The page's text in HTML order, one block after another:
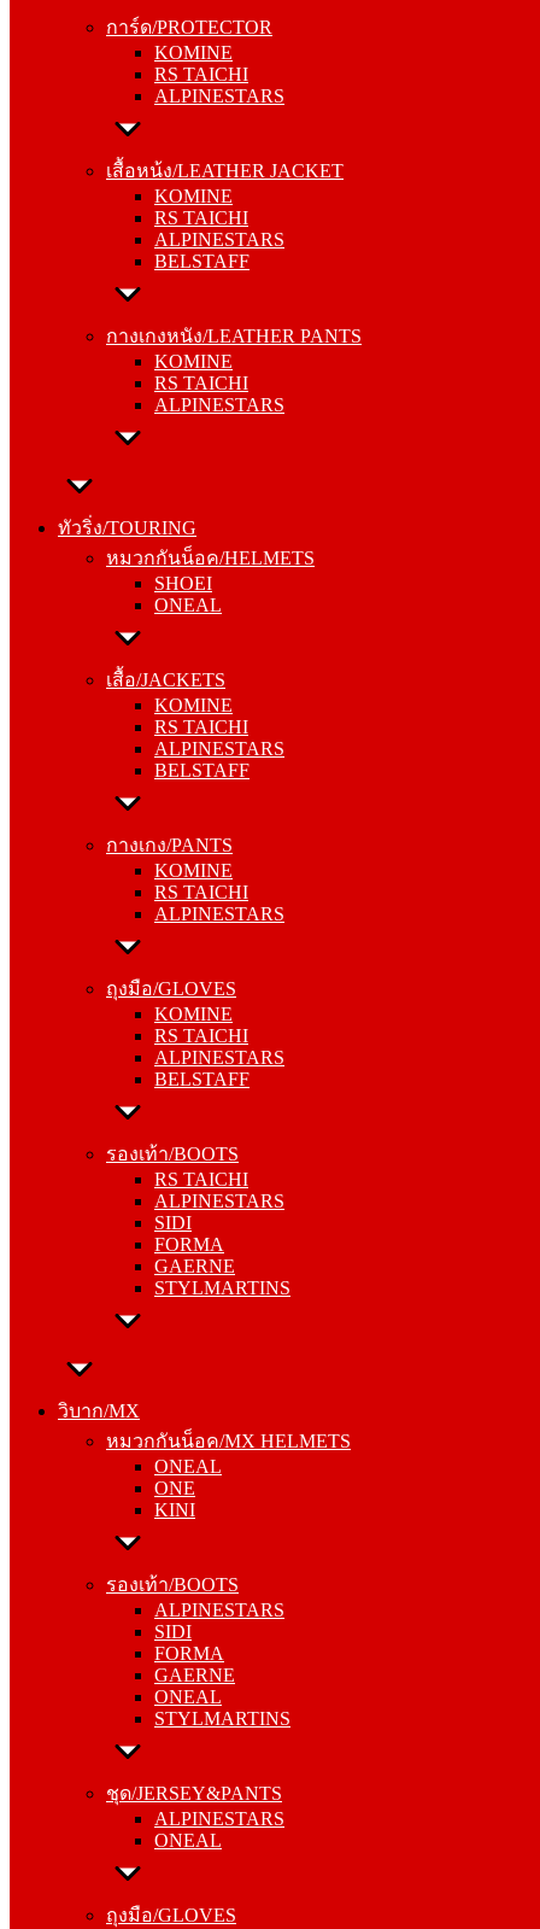
การ์ด/PROTECTOR
KOMINE
RS TAICHI
ALPINESTARS
เสื้อหน้ง/LEATHER JACKET
KOMINE
RS TAICHI
ALPINESTARS
BELSTAFF
กางเกงหนัง/LEATHER PANTS
KOMINE
RS TAICHI
ALPINESTARS
ทัวริ่ง/TOURING
หมวกกันน็อค/HELMETS
SHOEI
ONEAL
เสื้อ/JACKETS
KOMINE
RS TAICHI
ALPINESTARS
BELSTAFF
กางเกง/PANTS
KOMINE
RS TAICHI
ALPINESTARS
ถุงมือ/GLOVES
KOMINE
RS TAICHI
ALPINESTARS
BELSTAFF
รองเท้า/BOOTS
RS TAICHI
ALPINESTARS
SIDI
FORMA
GAERNE
STYLMARTINS
วิบาก/MX
หมวกกันน็อค/MX HELMETS
ONEAL
ONE
KINI
รองเท้า/BOOTS
ALPINESTARS
SIDI
FORMA
GAERNE
ONEAL
STYLMARTINS
ชุด/JERSEY&PANTS
ALPINESTARS
ONEAL
ถุงมือ/GLOVES
RS TAICHI
ALPINESTARS
เสื้อหน้ง/LEATHER JACKET
RS TAICHI
ALPINESTARS
BELSTAFF
กางเกงหนัง/LEATHER PANTS
RS TAICHI
ALPINESTARS
ทัวริ่ง/TOURING
SHOEI
ONEAL
เสื้อ/JACKETS
RS TAICHI
ALPINESTARS
BELSTAFF
กางเกง/PANTS
RS TAICHI
ALPINESTARS
ถุงมือ/GLOVES
RS TAICHI
ALPINESTARS
BELSTAFF
รองเท้า/BOOTS
ALPINESTARS
SIDI
FORMA
GAERNE
STYLMARTINS
วิบาก/MX
ONE
KINI
รองเท้า/BOOTS
SIDI
FORMA
GAERNE
ONEAL
STYLMARTINS
ชุด/JERSEY&PANTS
ONEAL
ถุงมือ/GLOVES
ONEAL